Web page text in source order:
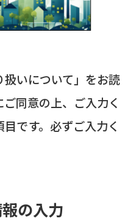
いについて」をお読
同意の上、ご入力く
目です。必ずご入力く
の入力